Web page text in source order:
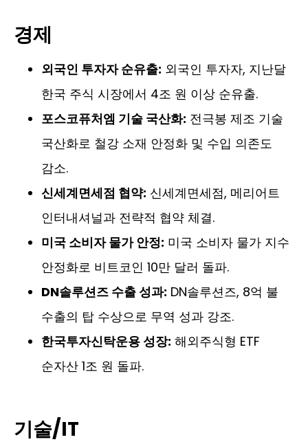
경제
외국인 투자자 순유출: 외국인 투자자, 지난달
한국 주식 시장에서 4조 원 이상 순유출.
포스코퓨처엠 기술 국산화: 전극봉 제조 기술
국산화로 철강 소재 안정화 및 수입 의존도
감소.
신세계면세점 협약: 신세계면세점, 메리어트
인터내셔널과 전략적 협약 체결.
미국 소비자 물가 안정: 미국 소비자 물가 지수
안정화로 비트코인 10만 달러 돌파.
DN솔루션즈 수출 성과: DN솔루션즈, 8억 불
수출의 탑 수상으로 무역 성과 강조.
한국투자신탁운용 성장: 해외주식형 ETF
순자산 1조 원 돌파.
기술/IT